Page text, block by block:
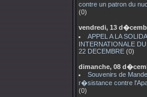
contre un patron du
(0)
vendredi, 13
APPEL A LA
INTERNATIONALE DU
22 DECEMBRE (0)
dimanche, 08
Souvenirs de
r�sistance contre
(0)